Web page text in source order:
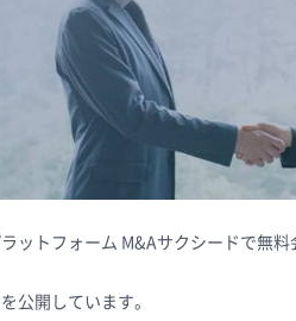
ットフォーム M&Aサクシードで無
公開しています。